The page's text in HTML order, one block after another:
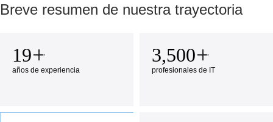
Breve resumen de nuestra trayectoria
19
años de experiencia
3,500
profesionales de IT